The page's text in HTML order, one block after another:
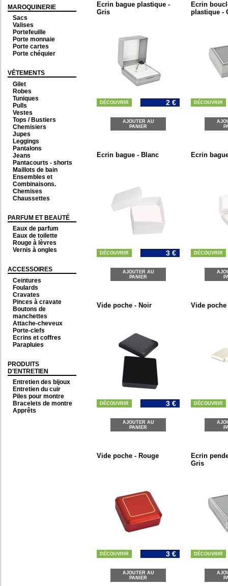
MAROQUINERIE
Sacs
Valises
Portefeuille
Porte monnaie
Porte cartes
Porte chéquier
VÊTEMENTS
Gilet
Robes
Tuniques
Pulls
Vestes
Tops / Bustiers
Chemisiers
Jupes
Leggings
Pantalons
Jeans
Pantacourts - shorts
Maillots de bain
Ensembles et
Combinaisons.
Chemises
Chaussettes
PARFUM ET BEAUTÉ
Eaux de parfum
Eaux de toilette
Rouge à lèvres
Vernis à ongles
ACCESSOIRES
Ceintures
Foulards
Cravates
Pinces à cravate
Boutons de
manchettes
Attache-cheveux
Porte-clefs
Ecrins et coffres
Parapluies
PRODUITS
D'ENTRETIEN
Entretien des bijoux
Entretien du cuir
Piles pour montre
Bracelets de montre
Apprêts
Ecrin bague plastique -
Gris
DÉCOUVRIR 2 €
AJOUTER AU
PANIER
Ecrin
plastique -
DÉCOUVRIR
Ecrin bague - Blanc
DÉCOUVRIR 3 €
AJOUTER AU
PANIER
Ecrin
DÉCOUVRIR
Vide poche - Noir
DÉCOUVRIR 3 €
AJOUTER AU
PANIER
Vide
DÉCOUVRIR
Vide poche - Rouge
DÉCOUVRIR 3 €
AJOUTER AU
PANIER
Ecrin
Gris
DÉCOUVRIR